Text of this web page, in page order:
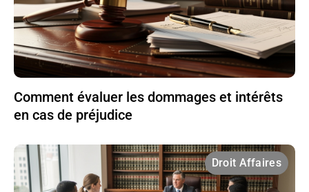
Comment évaluer les dommages et intérêts
en cas de préjudice
Droit Affaires